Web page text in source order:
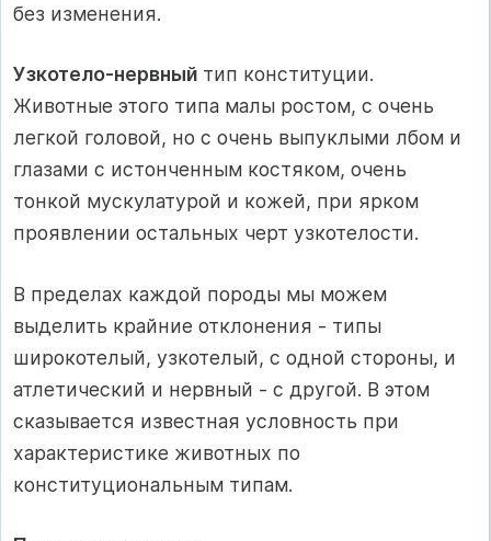
без изменения.
Узкотело-нервный тип конституции.
Животные этого типа малы ростом, с очень
легкой головой, но с очень выпуклыми лбом и
глазами с истонченным костяком, очень
тонкой мускулатурой и кожей, при ярком
проявлении остальных черт узкотелости.
В пределах каждой породы мы можем
выделить крайние отклонения - типы
широкотелый, узкотелый, с одной стороны, и
атлетический и нервный - с другой. В этом
сказывается известная условность при
характеристике животных по
конституциональным типам.